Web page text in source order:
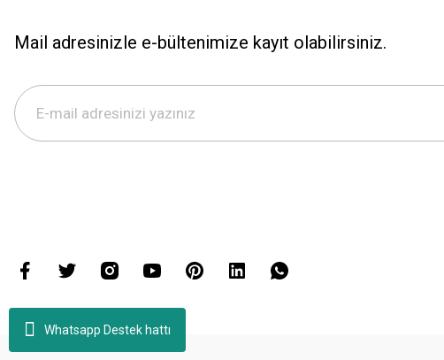
Whatsapp Destek hattı
Mail adresinizle e-bültenimize kayıt olabilirsiniz.